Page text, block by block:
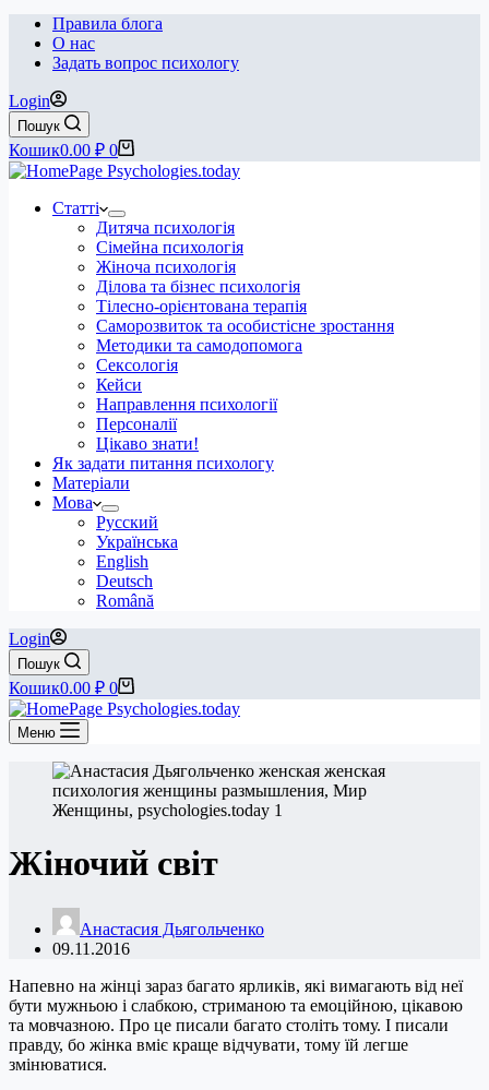
Правила блога
О нас
Задать вопрос психологу
Login
Пошук
Кошик0.00 ₽ 0
Статті
Дитяча психологія
Сімейна психологія
Жіноча психологія
Ділова та бізнес психологія
Тілесно-орієнтована терапія
Саморозвиток та особистісне зростання
Методики та самодопомога
Сексологія
Кейси
Направлення психології
Персоналії
Цікаво знати!
Як задати питання психологу
Матеріали
Мова
Русский
Українська
English
Deutsch
Română
Login
Пошук
Кошик0.00 ₽ 0
Меню
Жіночий світ
Анастасия Дьягольченко
09.11.2016
Напевно на жінці зараз багато ярликів, які вимагають від неї
бути мужньою і слабкою, стриманою та емоційною, цікавою
та мовчазною. Про це писали багато століть тому. І писали
правду, бо жінка вміє краще відчувати, тому їй легше
змінюватися.